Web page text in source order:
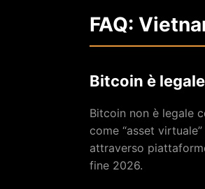
FAQ:
Bitcoin è
Bitcoin non è legale
come “asset
attraverso
fine 2026.